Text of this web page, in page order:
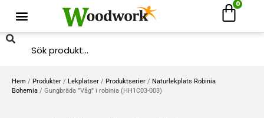
0
Hem / Produkter / Lekplatser / Produktserier / Naturlekplats Robinia
Bohemia / Gungbräda ”Våg” i robinia (HH1C03-003)